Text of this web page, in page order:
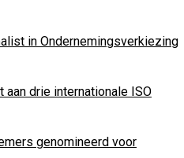
in Ondernemingsverkiezing
aan drie internationale ISO
genomineerd voor